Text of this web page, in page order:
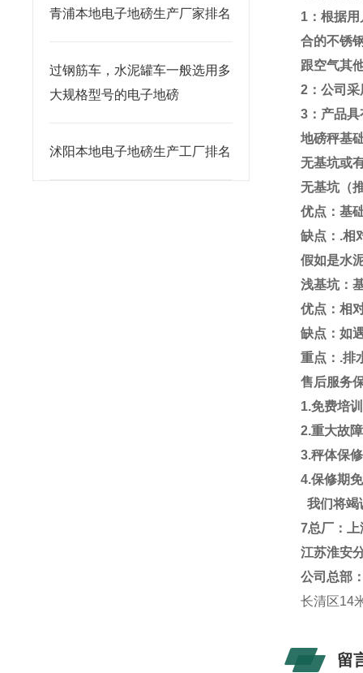
青浦本地电子地磅生产厂家排名
过钢筋车，水泥罐车一般选用多
大规格型号的电子地磅
沭阳本地电子地磅生产工厂排名
1 ：根据
合的不锈
跟空气其
2 ：公司
3 ：产品
地磅秤基
无基坑或
无基坑（
优点：基
缺点： .相
假如是水
浅基坑：
优点：相
缺点：如
重点： .排
售后服务
1.免费培
2.重大故
3.秤体保修
4.保修期
我们将竭
7总厂：
江苏淮安
公司总部
长清区14
留